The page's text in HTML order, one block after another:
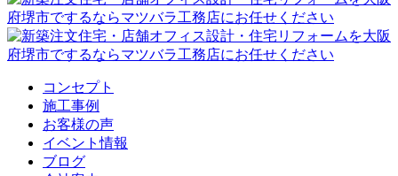
コンセプト
施工事例
お客様の声
イベント情報
ブログ